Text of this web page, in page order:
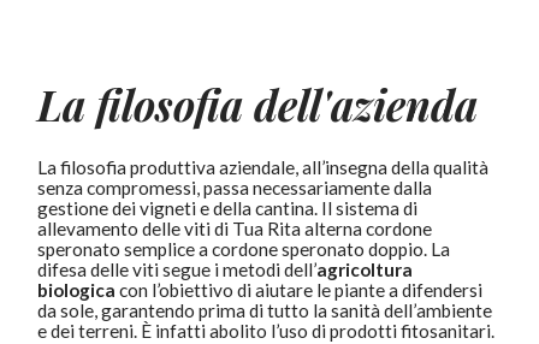
La filosofia dell'azienda
La filosofia produttiva aziendale, all’insegna della qualità
senza compromessi, passa necessariamente dalla
gestione dei vigneti e della cantina. Il sistema di
allevamento delle viti di Tua Rita alterna cordone
speronato semplice a cordone speronato doppio. La
difesa delle viti segue i metodi dell’agricoltura
biologica con l’obiettivo di aiutare le piante a difendersi
da sole, garantendo prima di tutto la sanità dell’ambiente
e dei terreni. È infatti abolito l’uso di prodotti fitosanitari.